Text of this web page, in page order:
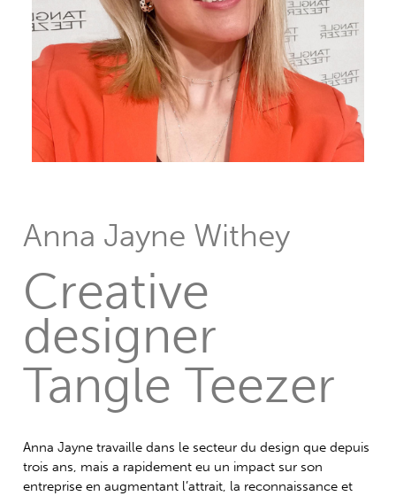
Anna Jayne Withey
Creative
designer
Tangle Teezer
Anna Jayne travaille dans le secteur du design que depuis
trois ans, mais a rapidement eu un impact sur son
entreprise en augmentant l’attrait, la reconnaissance et